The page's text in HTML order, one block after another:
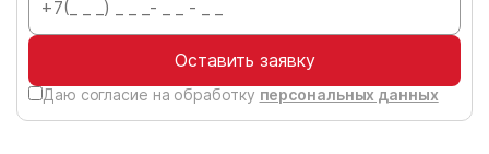
Оставить заявку
Даю согласие на обработку персональных данных